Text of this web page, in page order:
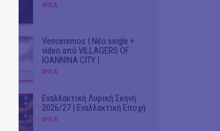
#ΝΕΑ
Venceremos | Νέο single +
video από VILLAGERS OF
IOANNINA CITY |
#ΝΕΑ
Εναλλακτική Λυρική Σκηνή
2026/27 | Εναλλακτική Εποχή
#ΝΕΑ